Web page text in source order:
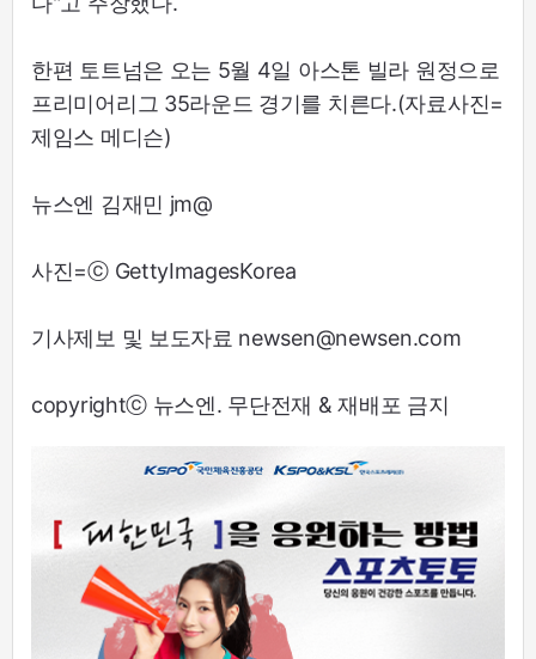
한편 토트넘은 오는 5월 4일 아스톤 빌라 원정으로
프리미어리그 35라운드 경기를 치른다.(자료사진=
제임스 메디슨)
뉴스엔 김재민 jm@
사진=ⓒ GettyImagesKorea
기사제보 및 보도자료 newsen@newsen.com
copyrightⓒ 뉴스엔. 무단전재 & 재배포 금지